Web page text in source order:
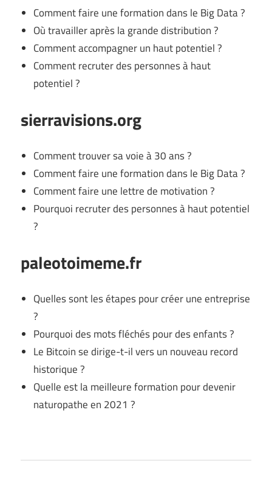
Comment faire une formation dans le Big Data ?
Où travailler après la grande distribution ?
Comment accompagner un haut potentiel ?
Comment recruter des personnes à haut
potentiel ?
sierravisions.org
Comment trouver sa voie à 30 ans ?
Comment faire une formation dans le Big Data ?
Comment faire une lettre de motivation ?
Pourquoi recruter des personnes à haut potentiel
?
paleotoimeme.fr
Quelles sont les étapes pour créer une entreprise
?
Pourquoi des mots fléchés pour des enfants ?
Le Bitcoin se dirige-t-il vers un nouveau record
historique ?
Quelle est la meilleure formation pour devenir
naturopathe en 2021 ?